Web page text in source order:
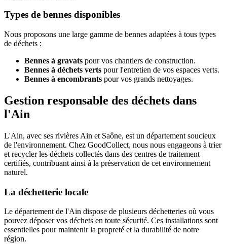
Types de bennes disponibles
Nous proposons une large gamme de bennes adaptées à tous types
de déchets :
Bennes à gravats pour vos chantiers de construction.
Bennes à déchets verts pour l'entretien de vos espaces verts.
Bennes à encombrants pour vos grands nettoyages.
Gestion responsable des déchets dans
l'Ain
L'Ain, avec ses rivières Ain et Saône, est un département soucieux
de l'environnement. Chez GoodCollect, nous nous engageons à trier
et recycler les déchets collectés dans des centres de traitement
certifiés, contribuant ainsi à la préservation de cet environnement
naturel.
La déchetterie locale
Le département de l'Ain dispose de plusieurs déchetteries où vous
pouvez déposer vos déchets en toute sécurité. Ces installations sont
essentielles pour maintenir la propreté et la durabilité de notre
région.